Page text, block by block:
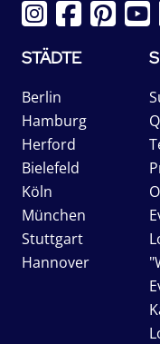
STÄDTE
Berlin
Hamburg
Herford
Bielefeld
Köln
München
Stuttgart
Hannover